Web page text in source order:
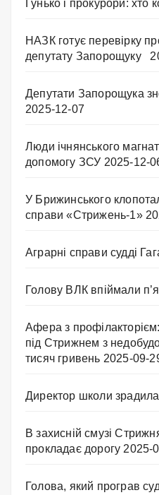
Гунько і прокурори: хто
НАЗК готує перевірку
депутату Запорощуку
Депутати Запорощука
2025-12-07
Люди ічнянського
допомогу ЗСУ 2025-12-
У Брижинського
справи «Стрижень-1»
Аграрні справи судді
Голову ВЛК впіймали
Афера з
під Стрижнем з
тисяч гривень 2025-09-
Директор школи зрадила
В захисній смузі
прокладає дорогу 2025-
Голова, який програв